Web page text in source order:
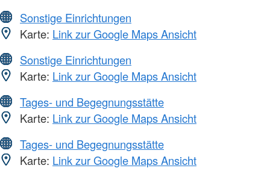
Sonstige Einrichtungen
Karte: Link zur Google Maps Ansicht
Sonstige Einrichtungen
Karte: Link zur Google Maps Ansicht
Tages- und Begegnungsstätte
Karte: Link zur Google Maps Ansicht
Tages- und Begegnungsstätte
Karte: Link zur Google Maps Ansicht